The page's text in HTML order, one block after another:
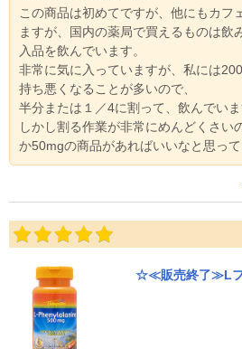
この商品は初めてですが、他にもカフ
ますが、国内の薬局で買えるものは飲
入品を飲んでいます。
非常に気に入っていますが、私には
持ち悪くなることが多いので、
半分または１／4に割って、飲んでいま
しかし割る作業が非常にめんどくさい
か50mgの商品があればいいなと思って
☆≪販売終了≫Lフ